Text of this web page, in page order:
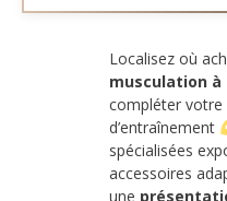
Localisez où
musculation
compléter votre
d’entraînement
spécialisées
accessoires
une